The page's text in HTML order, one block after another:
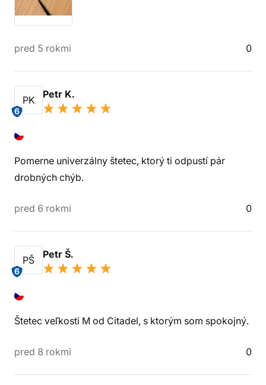
pred 5 rokmi 0
PK
6
Petr K.
Pomerne univerzálny štetec, ktorý ti odpustí pár
drobných chýb.
pred 6 rokmi 0
PŠ
6
Petr Š.
Štetec veľkosti M od Citadel, s ktorým som spokojný.
pred 8 rokmi 0